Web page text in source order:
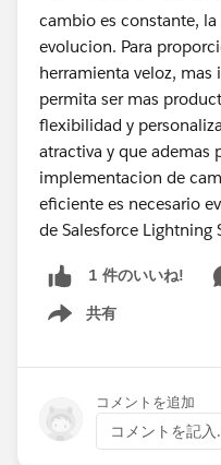
cambio es constante,
evolucion. Para
herramienta veloz,
permita ser mas
flexibilidad y
atractiva y que ademas
implementacion de
eficiente es necesario
de Salesforce Lightning
1 件のいいね!
共有
Show menu
コメントを追加
コメントを記入